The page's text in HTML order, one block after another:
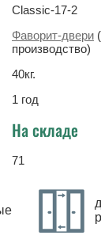
Classic-17-2
Фаворит-двери
производство)
40кг.
1 год
На складе
71